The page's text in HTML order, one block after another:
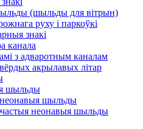
(шыльды для вітрын)
руху і паркоўкі
знакі
канала
з адваротным каналам
акрылавых літар
шыльды
шыльды
неонавыя шыльды